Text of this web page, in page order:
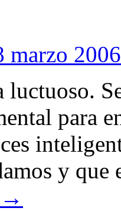
marzo 2006
luctuoso.
para
y
→